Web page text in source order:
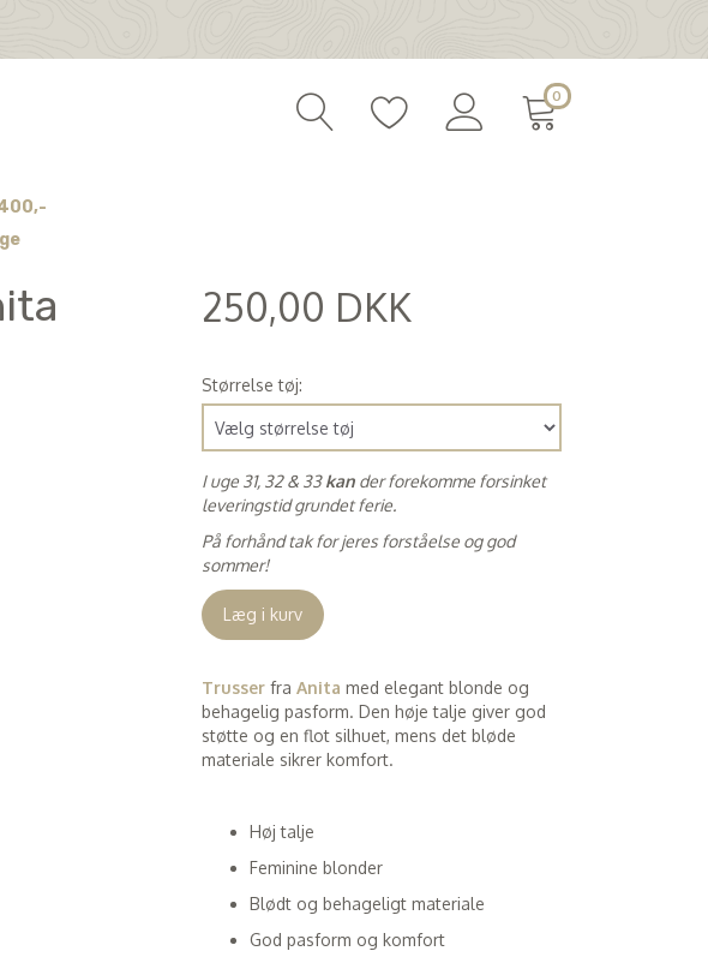
0
250,00 DKK
Størrelse tøj:
I uge 31, 32 & 33kan der forekomme forsinket
leveringstid grundet ferie.
På forhånd tak for jeres forståelse og god
sommer!
Læg i kurv
Trusser fraAnita med elegant blonde og
behagelig pasform. Den høje talje giver god
støtte og en flot silhuet, mens det bløde
materiale sikrer komfort.
Høj talje
Feminine blonder
Blødt og behageligt materiale
God pasform og komfort